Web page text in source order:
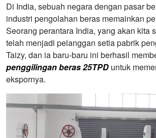
Di India, sebuah negara dengan pasar
industri pengolahan beras memainkan
Seorang perantara India, yang akan kita
telah menjadi pelanggan setia pabrik
Taizy, dan ia baru-baru ini berhasil
penggilingan beras 25TPD untuk
ekspornya.